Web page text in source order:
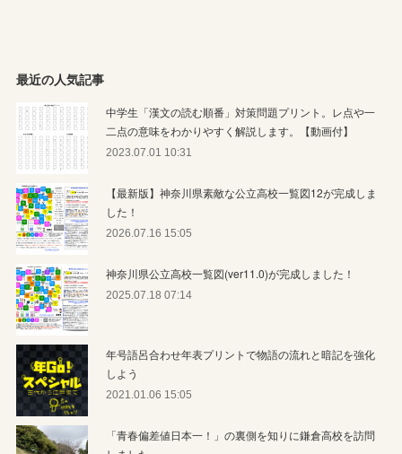
最近の人気記事
中学生「漢文の読む順番」対策問題プリント。レ点や一
二点の意味をわかりやすく解説します。【動画付】
2023.07.01 10:31
【最新版】神奈川県素敵な公立高校一覧図12が完成しま
した！
2026.07.16 15:05
神奈川県公立高校一覧図(ver11.0)が完成しました！
2025.07.18 07:14
年号語呂合わせ年表プリントで物語の流れと暗記を強化
しよう
2021.01.06 15:05
「青春偏差値日本一！」の裏側を知りに鎌倉高校を訪問